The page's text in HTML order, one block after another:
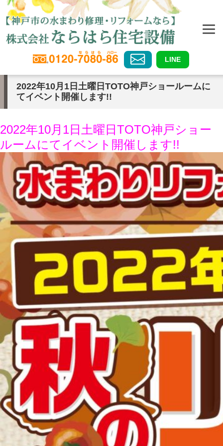
LINE
2022年10月1日土曜日TOTO神戸ショールームに
てイベント開催します!!
2022年10月1日土曜日TOTO神戸ショー
ルームにてイベント開催します!!